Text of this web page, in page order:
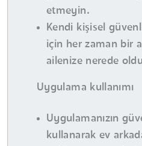
etmeyin.
Kendi kişisel
için her zaman bir
ailenize nerede
Uygulama kullanımı
Uygulamanızın
kullanarak ev